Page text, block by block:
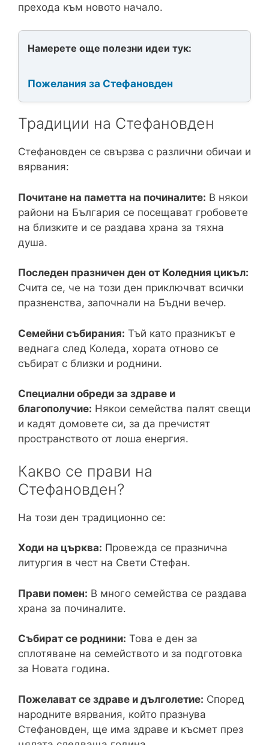
прехода към новото начало.
Намерете още полезни идеи тук:
Пожелания за Стефановден
Традиции на Стефановден
Стефановден се свързва с различни обичаи и
вярвания:
Почитане на паметта на починалите: В някои
райони на България се посещават гробовете
на близките и се раздава храна за тяхна
душа.
Последен празничен ден от Коледния цикъл:
Счита се, че на този ден приключват всички
празненства, започнали на Бъдни вечер.
Семейни събирания: Тъй като празникът е
веднага след Коледа, хората отново се
събират с близки и роднини.
Специални обреди за здраве и
благополучие: Някои семейства палят свещи
и кадят домовете си, за да пречистят
пространството от лоша енергия.
Какво се прави на
Стефановден?
На този ден традиционно се:
Ходи на църква: Провежда се празнична
литургия в чест на Свети Стефан.
Прави помен: В много семейства се раздава
храна за починалите.
Събират се роднини: Това е ден за
сплотяване на семейството и за подготовка
за Новата година.
Пожелават се здраве и дълголетие: Според
народните вярвания, който празнува
Стефановден, ще има здраве и късмет през